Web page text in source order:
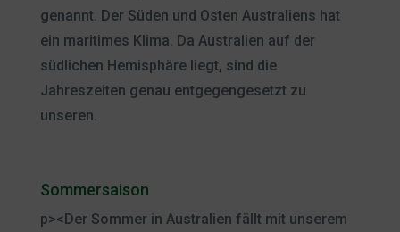
genannt. Der Süden und Osten Australiens hat
ein maritimes Klima. Da Australien auf der
südlichen Hemisphäre liegt, sind die
Jahreszeiten genau entgegengesetzt zu
unseren.
Sommersaison
p><Der Sommer in Australien fällt mit unserem